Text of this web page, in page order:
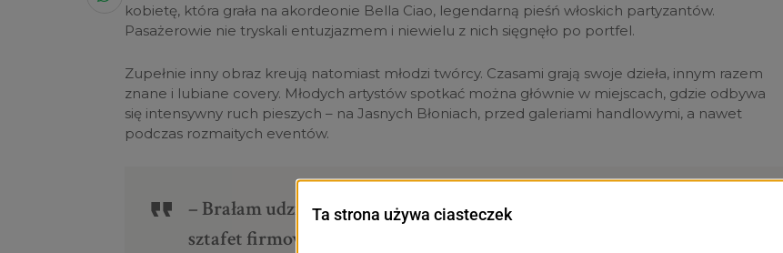
kobietę, która grała na akordeonie Bella Ciao, legendarną pieśń włoskich partyzantów.
Pasażerowie nie tryskali entuzjazmem i niewielu z nich sięgnęło po portfel.
Zupełnie inny obraz kreują natomiast młodzi twórcy. Czasami grają swoje dzieła, innym razem
znane i lubiane covery. Młodych artystów spotkać można głównie w miejscach, gdzie odbywa
się intensywny ruch pieszych – na Jasnych Błoniach, przed galeriami handlowymi, a nawet
podczas rozmaitych eventów.
– Brałam udział w ostatniej edycji NCDC Business Race, czyli w biegu
sztafet firmowych i na każdej stacji można było usłyszeć muzyków, to